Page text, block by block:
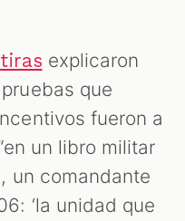
explicaron
que
fueron a
un libro militar
un comandante
‘la unidad que